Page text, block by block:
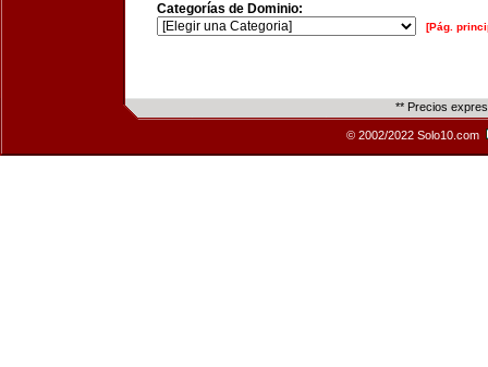
Categorías de Dominio:
[Pág.
** Precios
© 2002/2022 Solo10.com